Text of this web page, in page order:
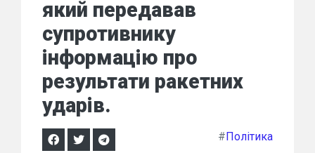
який передавав
супротивнику
інформацію про
результати ракетних
ударів.
#Політика